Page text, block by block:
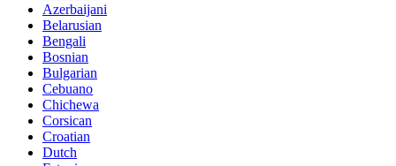
Azerbaijani
Belarusian
Bengali
Bosnian
Bulgarian
Cebuano
Chichewa
Corsican
Croatian
Dutch